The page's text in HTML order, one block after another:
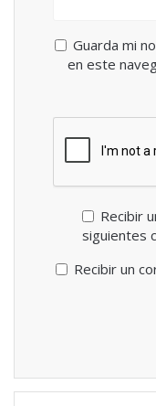
Guarda mi
en este
Recibir
siguientes
Recibir un